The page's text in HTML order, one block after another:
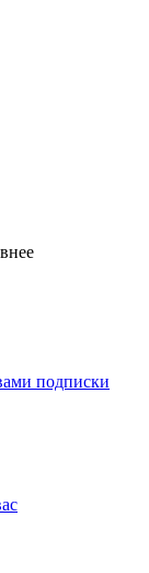
подписки